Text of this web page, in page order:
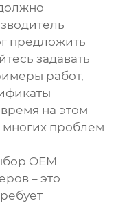
предложить
задавать
работ,
на этом
многих проблем
OEM
– это